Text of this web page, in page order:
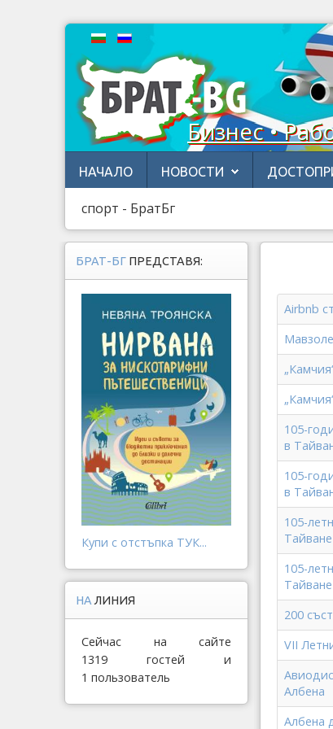
Бизнес •
НАЧАЛО НОВОСТИ
спорт - БратБг
Airbnb
105-
в
105-
в
105-
Тайване
105-
Тайване
200
VII
Албена
Албена
БРАТ-БГ ПРЕДСТАВЯ:
Купи с отстъпка ТУК...
НА ЛИНИЯ
Сейчас на сайте
1319 гостей и
1 пользователь